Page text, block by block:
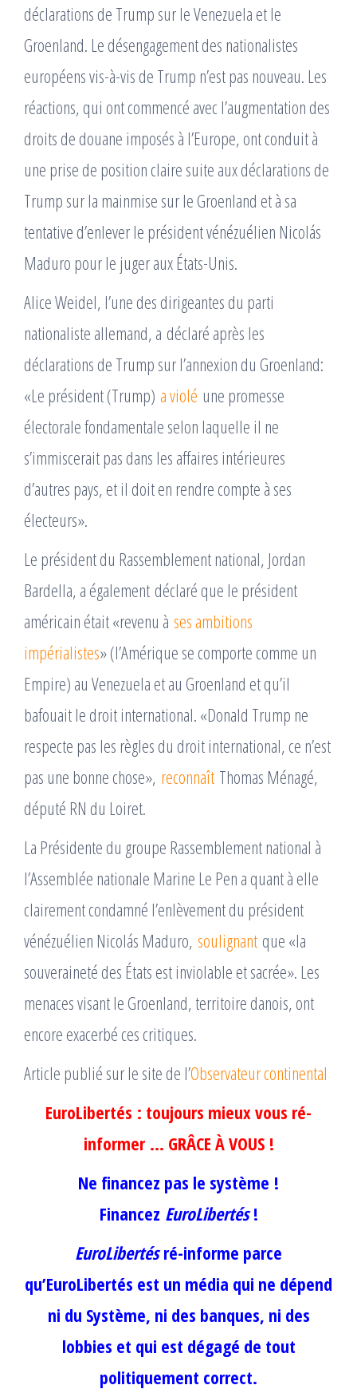
déclarations de Trump sur le Venezuela et le
Groenland. Le désengagement des nationalistes
européens vis-à-vis de Trump n’est pas nouveau. Les
réactions, qui ont commencé avec l’augmentation des
droits de douane imposés à l’Europe, ont conduit à
une prise de position claire suite aux déclarations de
Trump sur la mainmise sur le Groenland et à sa
tentative d’enlever le président vénézuélien Nicolás
Maduro pour le juger aux États-Unis.
Alice Weidel, l’une des dirigeantes du parti
nationaliste allemand, a déclaré après les
déclarations de Trump sur l’annexion du Groenland:
«Le président (Trump) a violé une promesse
électorale fondamentale selon laquelle il ne
s’immiscerait pas dans les affaires intérieures
d’autres pays, et il doit en rendre compte à ses
électeurs».
Le président du Rassemblement national, Jordan
Bardella, a également déclaré que le président
américain était «revenu à ses ambitions
impérialistes» (l’Amérique se comporte comme un
Empire) au Venezuela et au Groenland et qu’il
bafouait le droit international. «Donald Trump ne
respecte pas les règles du droit international, ce n’est
pas une bonne chose», reconnaît Thomas Ménagé,
député RN du Loiret.
La Présidente du groupe Rassemblement national à
l’Assemblée nationale Marine Le Pen a quant à elle
clairement condamné l’enlèvement du président
vénézuélien Nicolás Maduro, soulignant que «la
souveraineté des États est inviolable et sacrée». Les
menaces visant le Groenland, territoire danois, ont
encore exacerbé ces critiques.
Article publié sur le site de l’Observateur continental
EuroLibertés : toujours mieux vous ré-
informer … GRÂCE À VOUS !
Ne financez pas le système !
Financez EuroLibertés!
EuroLibertésré-informe parce
qu’EuroLibertés est un média qui ne dépend
ni du Système, ni des banques, ni des
lobbies et qui est dégagé de tout
politiquement correct.